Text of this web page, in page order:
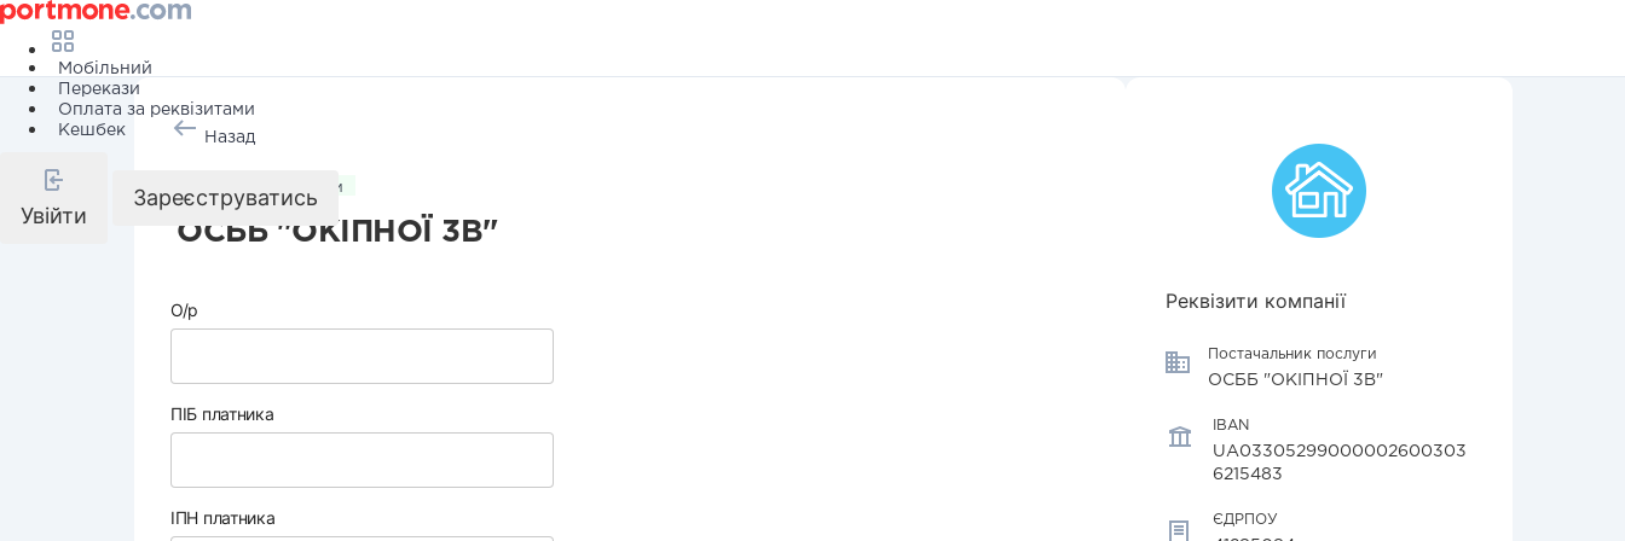
Мобільний
Перекази
Оплата за реквізитами
Кешбек
Увійти
Зареєструватись
Назад
Комунальні послуги
ОСББ "ОКІПНОЇ 3В"
О/р
ПІБ платника
ІПН платника
Реквізити компанії
Постачальник послуги
ОСББ "ОКІПНОЇ 3В"
IBAN
UA03305299000002600303
6215483
ЄДРПОУ